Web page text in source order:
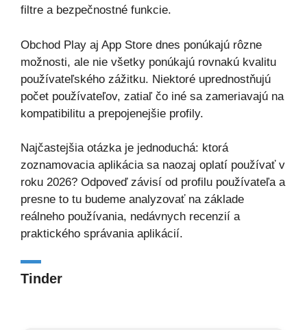
filtre a bezpečnostné funkcie.
Obchod Play aj App Store dnes ponúkajú rôzne
možnosti, ale nie všetky ponúkajú rovnakú kvalitu
používateľského zážitku. Niektoré uprednostňujú
počet používateľov, zatiaľ čo iné sa zameriavajú na
kompatibilitu a prepojenejšie profily.
Najčastejšia otázka je jednoduchá: ktorá
zoznamovacia aplikácia sa naozaj oplatí používať v
roku 2026? Odpoveď závisí od profilu používateľa a
presne to tu budeme analyzovať na základe
reálneho používania, nedávnych recenzií a
praktického správania aplikácií.
Tinder